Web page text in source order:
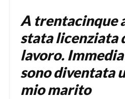
A trentacinque
stata licenziata
lavoro.
sono diventata
mio marito